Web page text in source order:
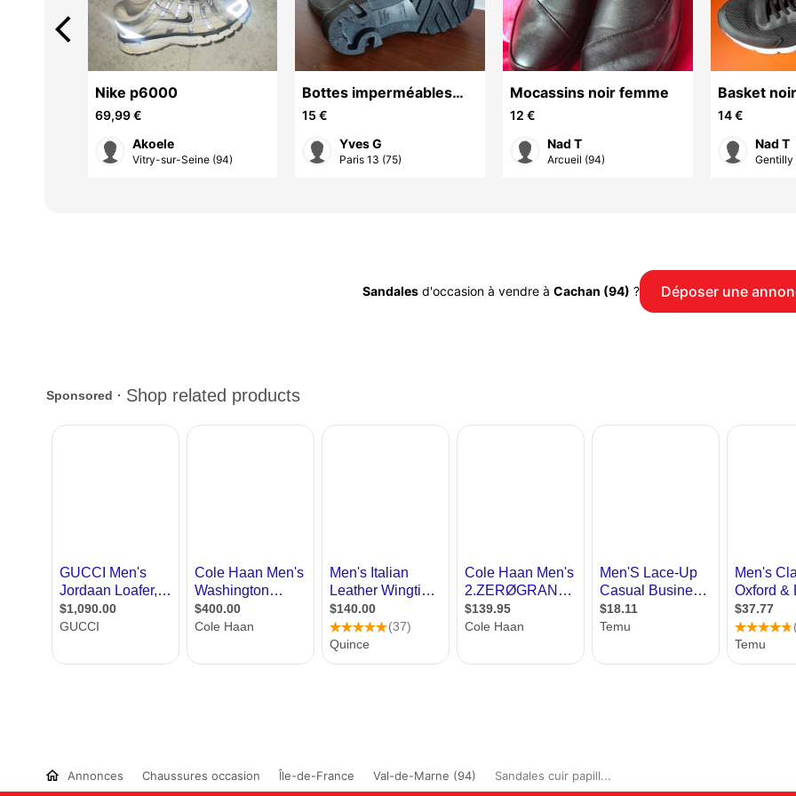
Nike p6000
69,99 €
Akoele
Vitry-sur-Seine (94)
Bottes imperméables
pour homme
15 €
Yves G
Paris 13 (75)
Mocassins noir femme
12 €
Nad T
Arcueil (94)
Basket
14 €
Nad T
Gentilly
arrow_back_ios
Sandalesd'occasion à vendre à Cachan (94) ? Déposer une
Annonces Chaussures occasion Île-de-France Val-de-Marne (94) Sandales cuir papill...